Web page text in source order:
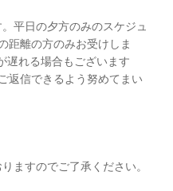
平日の夕方のみのスケジュ
距離の方のみお受けしま
遅れる場合もございます
返信できるよう努めてまい
ますのでご了承ください。